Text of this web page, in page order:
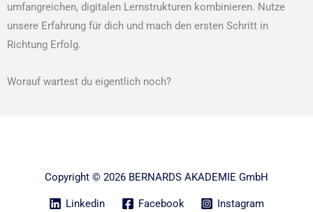
umfangreichen, digitalen Lernstrukturen kombinieren. Nutze
unsere Erfahrung für dich und mach den ersten Schritt in
Richtung Erfolg.
Worauf wartest du eigentlich noch?
Copyright © 2026 BERNARDS AKADEMIE GmbH
Linkedin Facebook
Instagram